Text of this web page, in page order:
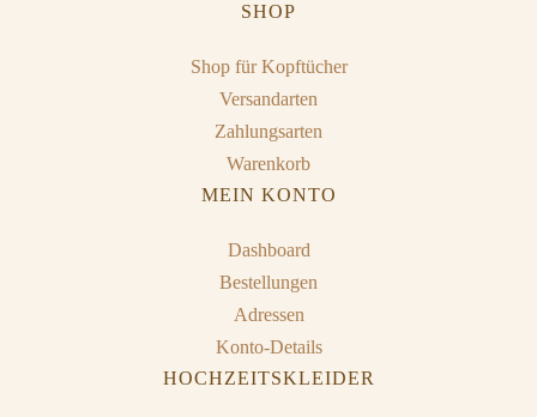
SHOP
Shop für Kopftücher
Versandarten
Zahlungsarten
Warenkorb
MEIN KONTO
Dashboard
Bestellungen
Adressen
Konto-Details
HOCHZEITSKLEIDER